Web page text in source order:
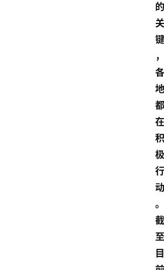
的
关
键
，
各
地
都
在
积
极
行
动
。
截
至
目